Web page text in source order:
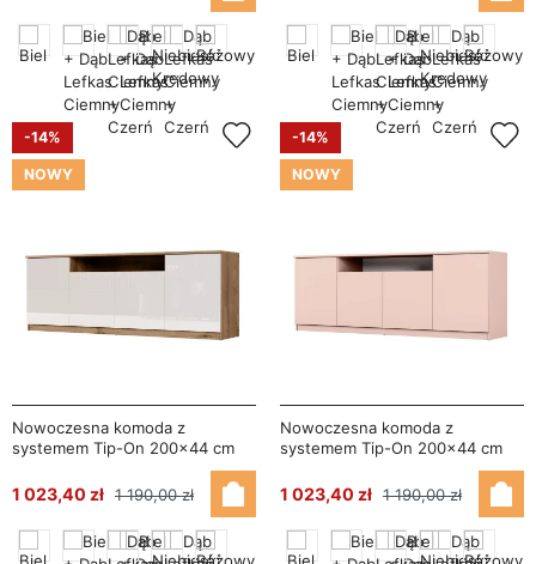
-14%
NOWY
Nowoczesna komoda z
systemem Tip-On 200×44 cm
Dąb Lefkas / Wysoki Połysk Biały
– Luna
1 023,40 zł 1 190,00 zł
-14%
NOWY
Nowoczesna komoda z
systemem Tip-On 200×44 cm
1 023,40 zł 1 190,00 zł